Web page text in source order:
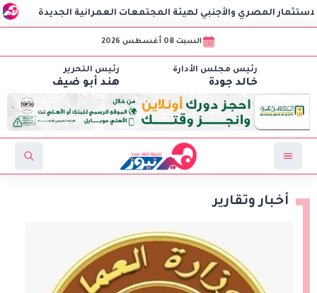
وزارة العمل تعلن عن 3070 وظيفة والأجنبي لهيئة المجتمعات العمرانية الجديدة
السبت 08 أغسطس 2026
رئيس مجلس الأدارة
خالد جودة
رئيس التحرير
هند أبو ضيف
أخبار وتقارير